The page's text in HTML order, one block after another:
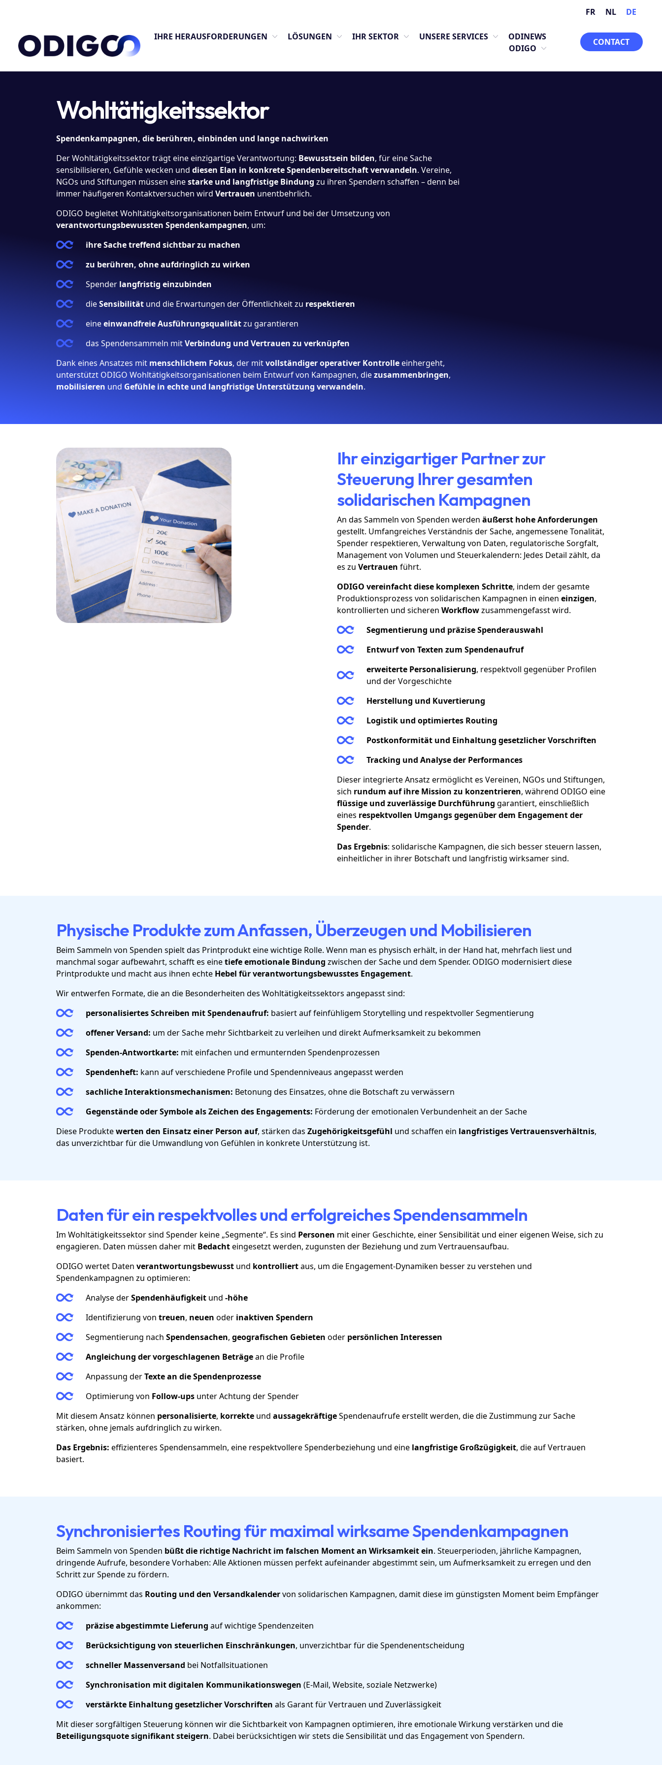
FR NL DE
IHRE HERAUSFORDERUNGEN LÖSUNGEN IHR SEKTOR UNSERE SERVICES
ODINEWS
ODIGO
CONTACT
Wohltätigkeitssektor
Spendenkampagnen, die berühren, einbinden und lange nachwirken
Der Wohltätigkeitssektor trägt eine einzigartige Verantwortung: Bewusstsein bilden, für eine Sache
sensibilisieren, Gefühle wecken und diesen Elan in konkrete Spendenbereitschaft verwandeln. Vereine,
NGOs und Stiftungen müssen einestarke und langfristige Bindung zu ihren Spendern schaffen – denn bei
immer häufigeren Kontaktversuchen wird Vertrauen unentbehrlich.
ODIGO begleitet Wohltätigkeitsorganisationen beim Entwurf und bei der Umsetzung von
verantwortungsbewussten Spendenkampagnen, um:
ihre Sache treffend sichtbar zu machen
zu berühren, ohne aufdringlich zu wirken
Spender langfristig einzubinden
dieSensibilität und die Erwartungen der Öffentlichkeit zu respektieren
eineeinwandfreie Ausführungsqualitätzu garantieren
das Spendensammeln mitVerbindung und Vertrauen zu verknüpfen
Dank eines Ansatzes mit menschlichem Fokus, der mitvollständiger operativer Kontrolleeinhergeht,
unterstützt ODIGO Wohltätigkeitsorganisationen beim Entwurf von Kampagnen, diezusammenbringen,
mobilisieren und Gefühle in echte und langfristige Unterstützung verwandeln.
Ihr einzigartiger Partner zur
Steuerung Ihrer gesamten
solidarischen Kampagnen
An das Sammeln von Spenden werden äußerst hohe Anforderungen
gestellt. Umfangreiches Verständnis der Sache, angemessene Tonalität,
Spender respektieren, Verwaltung von Daten, regulatorische Sorgfalt,
Management von Volumen und Steuerkalendern: Jedes Detail zählt, da
es zu Vertrauen führt.
ODIGO vereinfacht diese komplexen Schritte, indem der gesamte
Produktionsprozess von solidarischen Kampagnen in einen einzigen,
kontrollierten und sicheren Workflowzusammengefasst wird.
Segmentierung und präzise Spenderauswahl
Entwurf von Texten zum Spendenaufruf
erweiterte Personalisierung, respektvoll gegenüber Profilen
und der Vorgeschichte
Herstellung und Kuvertierung
Logistik und optimiertes Routing
Postkonformität und Einhaltung gesetzlicher Vorschriften
Tracking und Analyse der Performances
Dieser integrierte Ansatz ermöglicht es Vereinen, NGOs und Stiftungen,
sich rundum auf ihre Mission zu konzentrieren, während ODIGO eine
flüssige und zuverlässige Durchführung garantiert, einschließlich
eines respektvollen Umgangs gegenüber dem Engagement der
Spender.
Das Ergebnis: solidarische Kampagnen, die sich besser steuern lassen,
einheitlicher in ihrer Botschaft und langfristig wirksamer sind.
Physische Produkte zum Anfassen, Überzeugen und Mobilisieren
Beim Sammeln von Spenden spielt das Printprodukt eine wichtige Rolle. Wenn man es physisch erhält, in der Hand hat, mehrfach liest und
manchmal sogar aufbewahrt, schafft es einetiefe emotionale Bindung zwischen der Sache und dem Spender. ODIGO modernisiert diese
Printprodukte und macht aus ihnen echte Hebel für verantwortungsbewusstes Engagement.
Wir entwerfen Formate, die an die Besonderheiten des Wohltätigkeitssektors angepasst sind:
personalisiertes Schreiben mit Spendenaufruf: basiert auf feinfühligem Storytelling und respektvoller Segmentierung
offener Versand: um der Sache mehr Sichtbarkeit zu verleihen und direkt Aufmerksamkeit zu bekommen
Spenden-Antwortkarte: mit einfachen und ermunternden Spendenprozessen
Spendenheft: kann auf verschiedene Profile und Spendenniveaus angepasst werden
sachliche Interaktionsmechanismen: Betonung des Einsatzes, ohne die Botschaft zu verwässern
Gegenstände oder Symbole als Zeichen des Engagements: Förderung der emotionalen Verbundenheit an der Sache
Diese Produktewerten den Einsatz einer Person auf, stärken das Zugehörigkeitsgefühl und schaffen ein langfristiges Vertrauensverhältnis,
das unverzichtbar für die Umwandlung von Gefühlen in konkrete Unterstützung ist.
Daten für ein respektvolles und erfolgreiches Spendensammeln
Im Wohltätigkeitssektor sind Spender keine „Segmente“. Es sind Personen mit einer Geschichte, einer Sensibilität und einer eigenen Weise, sich zu
engagieren. Daten müssen daher mit Bedachteingesetzt werden, zugunsten der Beziehung und zum Vertrauensaufbau.
ODIGO wertet Daten verantwortungsbewusst und kontrolliertaus, um die Engagement-Dynamiken besser zu verstehen und
Spendenkampagnen zu optimieren:
Analyse derSpendenhäufigkeit und -höhe
Identifizierung von treuen, neuen oder inaktiven Spendern
Segmentierung nach Spendensachen, geografischen Gebieten oder persönlichen Interessen
Angleichung der vorgeschlagenen Beträgean die Profile
Anpassung derTexte an die Spendenprozesse
Optimierung von Follow-ups unter Achtung der Spender
Mit diesem Ansatz können personalisierte, korrekte und aussagekräftigeSpendenaufrufe erstellt werden, die die Zustimmung zur Sache
stärken, ohne jemals aufdringlich zu wirken.
Das Ergebnis: effizienteres Spendensammeln, eine respektvollere Spenderbeziehung und eine langfristige Großzügigkeit, die auf Vertrauen
basiert.
Synchronisiertes Routing für maximal wirksame Spendenkampagnen
Beim Sammeln von Spenden büßt die richtige Nachricht im falschen Moment an Wirksamkeit ein. Steuerperioden, jährliche Kampagnen,
dringende Aufrufe, besondere Vorhaben: Alle Aktionen müssen perfekt aufeinander abgestimmt sein, um Aufmerksamkeit zu erregen und den
Schritt zur Spende zu fördern.
ODIGO übernimmt das Routing und den Versandkalendervon solidarischen Kampagnen, damit diese im günstigsten Moment beim Empfänger
ankommen:
präziseabgestimmte Lieferung auf wichtige Spendenzeiten
Berücksichtigung von steuerlichen Einschränkungen, unverzichtbar für die Spendenentscheidung
schneller Massenversand bei Notfallsituationen
Synchronisation mit digitalen Kommunikationswegen (E-Mail, Website, soziale Netzwerke)
verstärkte Einhaltung gesetzlicher Vorschriften als Garant für Vertrauen und Zuverlässigkeit
Mit dieser sorgfältigen Steuerung können wir die Sichtbarkeit von Kampagnen optimieren, ihre emotionale Wirkung verstärken und die
Beteiligungsquote signifikant steigern. Dabei berücksichtigen wir stets die Sensibilität und das Engagement von Spendern.